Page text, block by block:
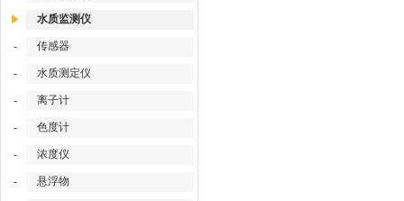
水质监测仪
- 传感器
- 水质测定仪
- 离子计
- 色度计
- 浓度仪
- 悬浮物